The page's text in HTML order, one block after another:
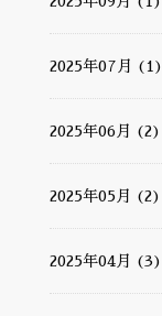
2025年07月 (1)
2025年06月 (2)
2025年05月 (2)
2025年04月 (3)